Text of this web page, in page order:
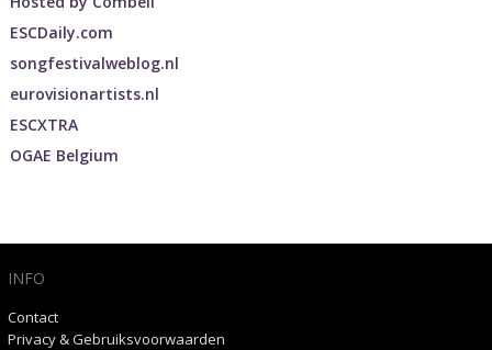
ESCDaily.com
songfestivalweblog.nl
eurovisionartists.nl
ESCXTRA
OGAE Belgium
INFO
Contact
Privacy & Gebruiksvoorwaarden